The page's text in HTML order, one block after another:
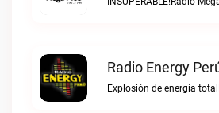
Radio Energy
Explosión de energía